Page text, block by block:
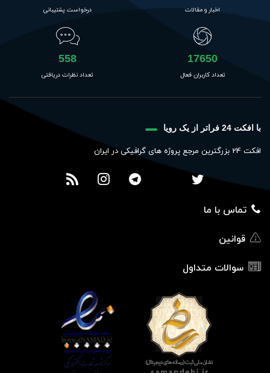
اخبار و مقالات درخواست پشتیبانی
17650
تعداد کاربران فعال
558
تعداد نظرات دریافتی
با افکت 24 فراتر از یک رویا
افکت 24 بزرگترین مرجع پروژه های گرافیکی در ایران
تماس با ما
قوانین
سوالات متداول